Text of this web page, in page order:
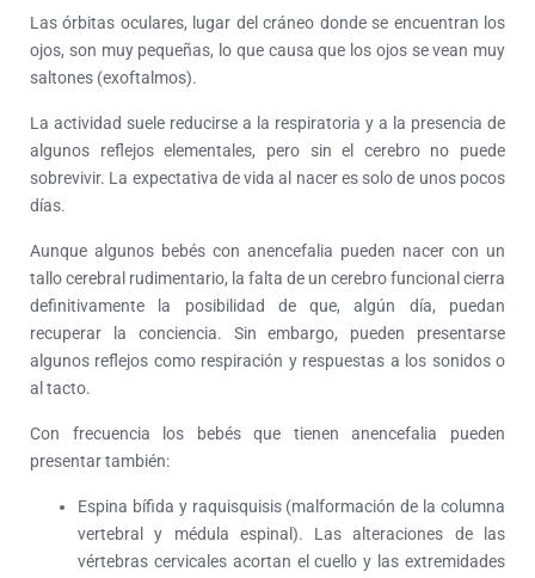
Las órbitas oculares, lugar del cráneo donde se encuentran los
ojos, son muy pequeñas, lo que causa que los ojos se vean muy
saltones (exoftalmos).
La actividad suele reducirse a la respiratoria y a la presencia de
algunos reflejos elementales, pero sin el cerebro no puede
sobrevivir. La expectativa de vida al nacer es solo de unos pocos
días.
Aunque algunos bebés con anencefalia pueden nacer con un
tallo cerebral rudimentario, la falta de un cerebro funcional cierra
definitivamente la posibilidad de que, algún día, puedan
recuperar la conciencia. Sin embargo, pueden presentarse
algunos reflejos como respiración y respuestas a los sonidos o
al tacto.
Con frecuencia los bebés que tienen anencefalia pueden
presentar también:
Espina bífida y raquisquisis (malformación de la columna
vertebral y médula espinal). Las alteraciones de las
vértebras cervicales acortan el cuello y las extremidades